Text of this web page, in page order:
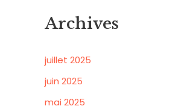
Archives
juillet 2025
juin 2025
mai 2025